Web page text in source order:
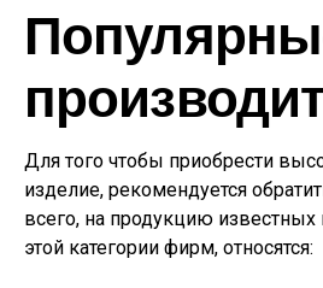
Для того чтобы приобрести
изделие, рекомендуется
всего, на продукцию известных
этой категории фирм, относятся: